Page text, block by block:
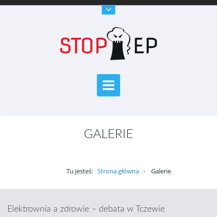
GALERIE
Tu jesteś: Strona główna Galerie
Elektrownia a zdrowie – debata w Tczewie